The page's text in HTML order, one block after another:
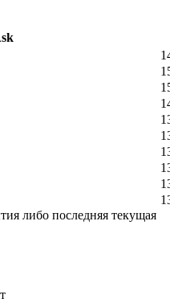
либо последняя текущая